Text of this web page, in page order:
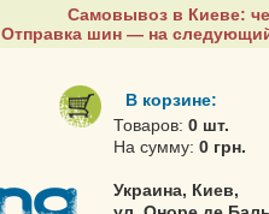
Самовывоз в Киеве:
Отправка шин — на
В корзине:
Товаров: 0 шт.
На сумму: 0 грн.
Украина, Киев,